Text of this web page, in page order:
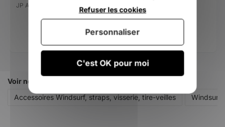
JP Australia Goya
DÈS 652,01 €
815,00 €
Voir nos autres pages :
Accessoires Windsurf, straps, visserie, tire-veilles
Windsurf
C'est OK pour moi
Refuser les cookies
Personnaliser